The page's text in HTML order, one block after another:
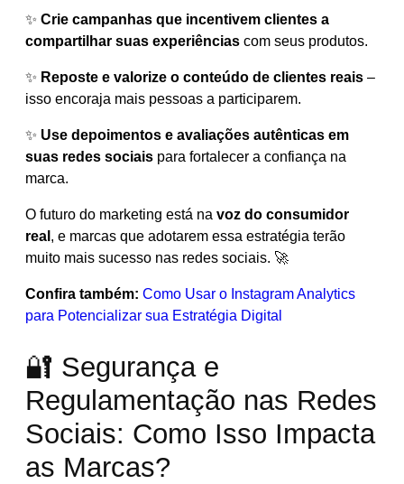
✨ Crie campanhas que incentivem clientes a
compartilhar suas experiências com seus produtos.
✨ Reposte e valorize o conteúdo de clientes reais –
isso encoraja mais pessoas a participarem.
✨ Use depoimentos e avaliações autênticas em
suas redes sociais para fortalecer a confiança na
marca.
O futuro do marketing está na voz do consumidor
real , e marcas que adotarem essa estratégia terão
muito mais sucesso nas redes sociais. 🚀
Confira também: Como Usar o Instagram Analytics
para Potencializar sua Estratégia Digital
🔐 Segurança e
Regulamentação nas Redes
Sociais: Como Isso Impacta
as Marcas?